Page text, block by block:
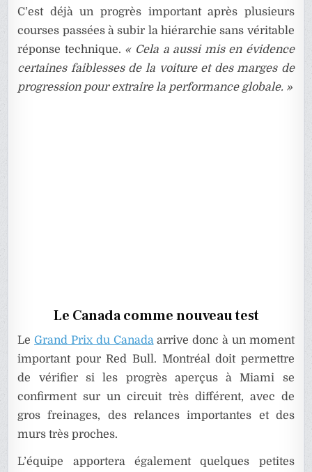
C’est déjà un progrès important après plusieurs
courses passées à subir la hiérarchie sans véritable
réponse technique. « Cela a aussi mis en évidence
certaines faiblesses de la voiture et des marges de
progression pour extraire la performance globale. »
Le Canada comme nouveau test
LeGrand Prix du Canadaarrive donc à un moment
important pour Red Bull. Montréal doit permettre
de vérifier si les progrès aperçus à Miami se
confirment sur un circuit très différent, avec de
gros freinages, des relances importantes et des
murs très proches.
L’équipe apportera également quelques petites